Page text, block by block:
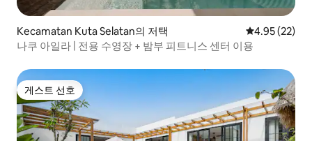
Kecamatan Kuta Selatan의 저택 평점 4.95점(5
4.95 (22)
나쿠 아일라 | 전용 수영장 + 밤부 피트니스 센터 이용
게스트 선호
게스트 선호